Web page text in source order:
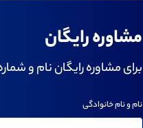
مشاوره رایگان
برای مشاوره رایگان نام و
نام و نام خانوادگی